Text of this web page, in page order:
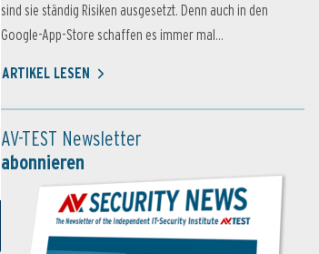
sind sie ständig Risiken ausgesetzt. Denn auch in den
Google-App-Store schaffen es immer mal...
ARTIKEL LESEN
AV-TEST Newsletter
abonnieren